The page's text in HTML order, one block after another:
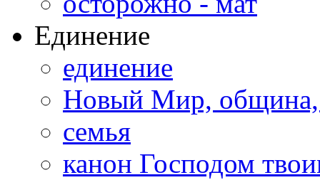
Единение
единение
Новый Мир,
семья
канон Господом